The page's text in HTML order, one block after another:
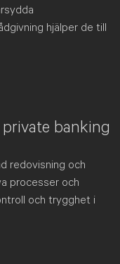
hjälper de till
banking
redovisning och
processer och
och trygghet i